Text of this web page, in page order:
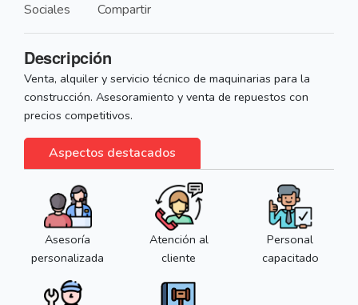
Sociales
Compartir
Descripción
Venta, alquiler y servicio técnico de maquinarias para la
construcción. Asesoramiento y venta de repuestos con
precios competitivos.
Aspectos destacados
Asesoría
personalizada
Atención al
cliente
Personal
capacitado